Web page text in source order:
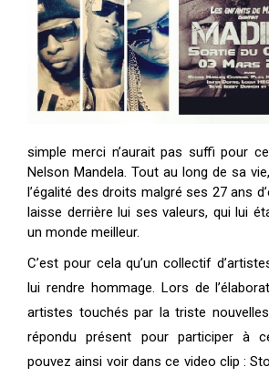
simple merci n’aurait pas suffi pour
Nelson Mandela. Tout au long de sa
l’égalité des droits malgré ses 27 ans
laisse derrière lui ses valeurs, qui lui
un monde meilleur.
C’est pour cela qu’un collectif
lui rendre hommage. Lors de
artistes touchés par la triste
répondu présent pour participer à
pouvez ainsi voir dans ce video clip :